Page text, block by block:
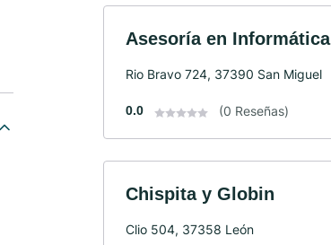
Asesoría en Informática
Rio Bravo 724, 37390 San Miguel
0.0 (0 Reseñas)
Chispita y Globin
Clio 504, 37358 León